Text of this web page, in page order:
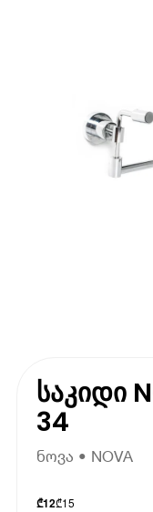
საკიდი
34
ნოვა • NOVA
₾12₾15